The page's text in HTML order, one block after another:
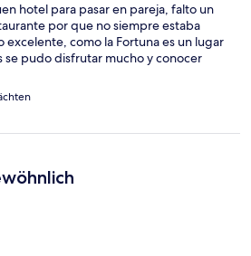
hotel para pasar en pareja, falto un
por que no siempre estaba
como la Fortuna es un lugar
se pudo disfrutar mucho y conocer